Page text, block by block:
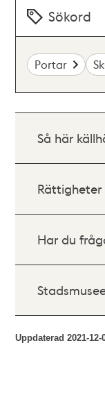
Sökord
Portar
Så här
Rättigheter
Har du
Uppdaterad2021-12-